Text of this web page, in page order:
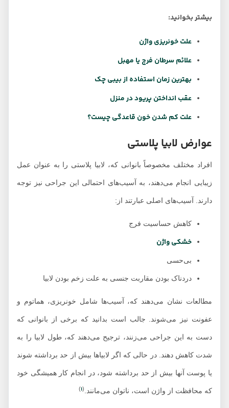
بیشتر بخوانید:
علت خونریزی واژن
علائم سرطان فرج یا مهبل
بهترین زمان استفاده از بیبی چک
عقب انداختن پریود در منزل
علت کم شدن خون قاعدگی چیست؟
عوارض لابیا پلاستی
افراد مختلف مخصوصاً بانوانی که، لابیا پلاستی را به عنوان عمل
زیبایی انجام می‌دهند، به آسیب‌های احتمالی این جراحی نیز توجه
دارند. آسیب‌های اصلی عبارتند از:
کاهش حساسیت فرج
خشکی واژن
بی‌حسی
دردناک بودن مقاربت جنسی به علت زخم بودن لابیا
مطالعات نشان می‌دهند که، آسیب‌ها شامل خونریزی، هماتوم و
عفونت نیز می‌شوند. جالب است بدانید که برخی از بانوانی که
دست به این جراحی می‌زنند، ترجیح می‌دهند که، طول لابیا را به
شدت کاهش دهند. در حالی که اگر لابیاها بیش از حد برداشته شوند
یا پوست آنها بیش از حد برداشته شود، در انجام کار همیشگی خود
که محافظت از واژن است، ناتوان می‌مانند. 1
)